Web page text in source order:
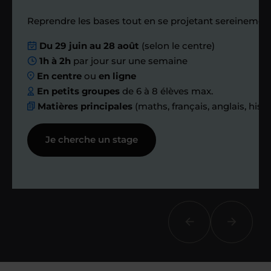
Nous planifions
ensemble des
échanges réguliers
Afin de suivre le travail et les progrès
réalisés, votre enseignant et moi-
même vous proposons des points et
Reprendre les bases tout en se projetant
Du 29 juin au 28 août (selon le centre)
1h à 2h par jour sur une semaine
En centre ouen ligne
En petits groupes de 6 à 8 élèves max.
Matières principales (maths, français, anglais,
Je cherche un stage